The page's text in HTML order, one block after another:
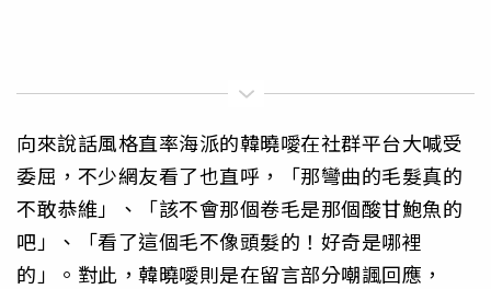
向來說話風格直率海派的韓曉噯在社群平台大喊受
委屈，不少網友看了也直呼，「那彎曲的毛髮真的
不敢恭維」、「該不會那個卷毛是那個酸甘鮑魚的
吧」、「看了這個毛不像頭髮的！好奇是哪裡
的」。對此，韓曉噯則是在留言部分嘲諷回應，